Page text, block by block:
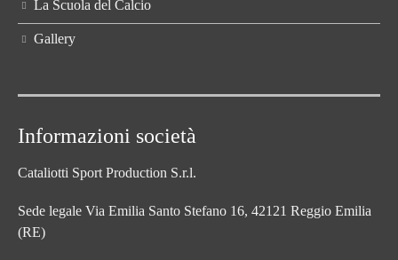
La Scuola del Calcio
Gallery
Informazioni società
Cataliotti Sport Production S.r.l.
Sede legale Via Emilia Santo Stefano 16, 42121 Reggio Emilia
(RE)